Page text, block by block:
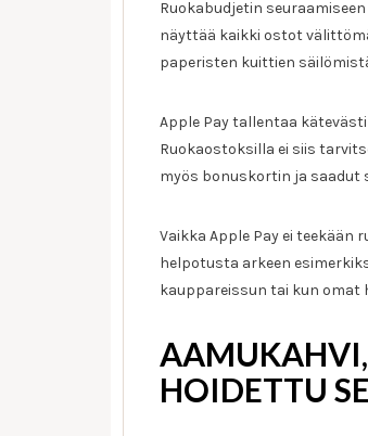
Ruokabudjetin
näyttää kaikki ostot
paperisten kuittien
Apple Pay tallentaa
Ruokaostoksilla ei siis
myös bonuskortin ja saadut
Vaikka Apple Pay ei
helpotusta arkeen
kauppareissun tai kun omat
AAMUKAHVI,
HOIDETTU